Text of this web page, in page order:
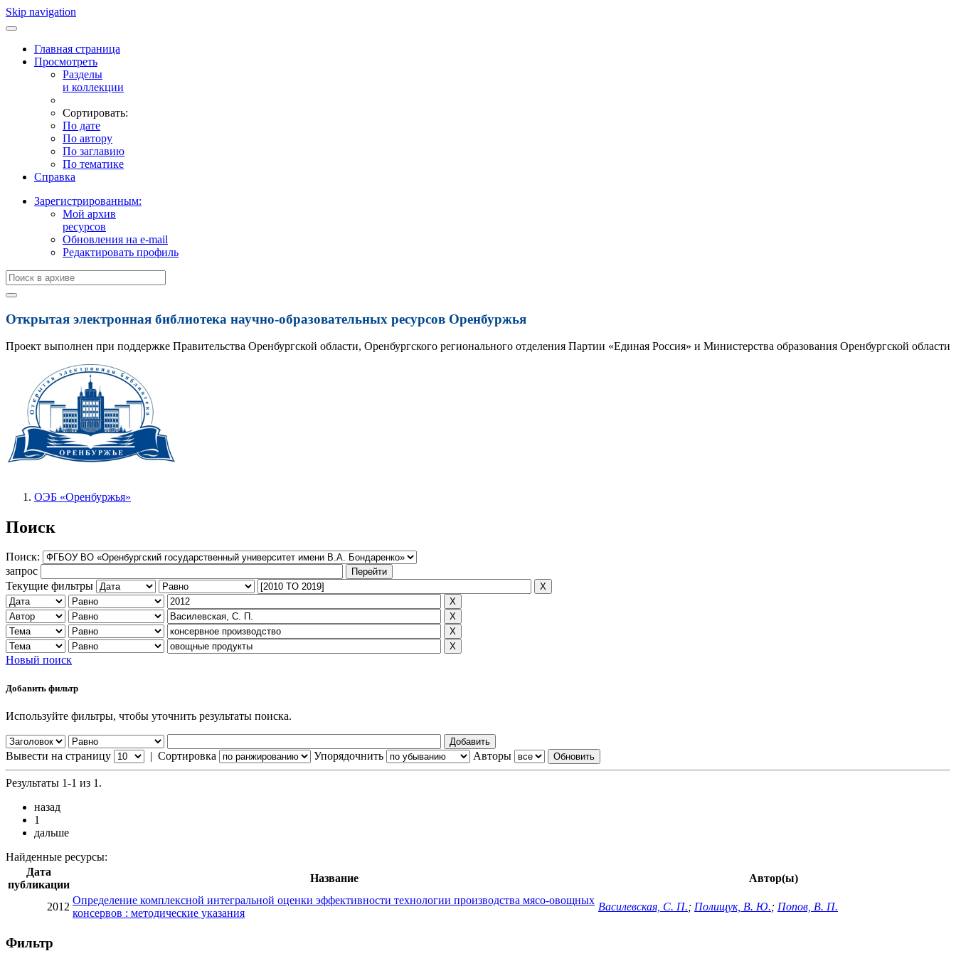
Skip navigation
Главная страница
Просмотреть
Разделы
и коллекции
Сортировать:
По дате
По автору
По заглавию
По тематике
Справка
Зарегистрированным:
Мой архив
ресурсов
Обновления на e-mail
Редактировать профиль
Открытая электронная библиотека научно-образовательных ресурсов Оренбуржья
Проект выполнен при поддержке Правительства Оренбургской области, Оренбургского регионального отделения Партии «Единая Россия» и Министерства образования Оренбургской области
ОЭБ «Оренбуржья»
Поиск
Поиск:
запрос
Текущие фильтры
Новый поиск
Добавить фильтр
Используйте фильтры, чтобы уточнить результаты поиска.
Вывести на страницу | Сортировка Упорядочнить Авторы
Результаты 1-1 из 1.
назад
1
дальше
Найденные ресурсы:
Дата
публикации
Название Автор(ы)
2012
Определение комплексной интегральной оценки эффективности технологии производства мясо-овощных
консервов : методические указания
Василевская, С. П.; Полищук, В. Ю.; Попов, В. П.
Фильтр